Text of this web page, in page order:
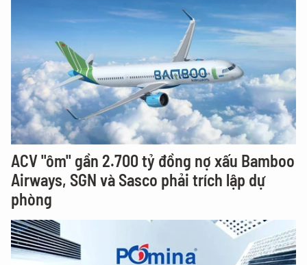
ACV "ôm" gần 2.700 tỷ đồng nợ xấu Bamboo
Airways, SGN và Sasco phải trích lập dự
phòng